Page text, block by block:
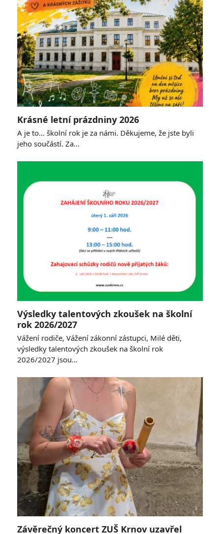
Krásné letní prázdniny 2026
A je to… školní rok je za námi. Děkujeme, že jste byli
jeho součástí. Za…
Výsledky talentových zkoušek na školní
rok 2026/2027
Vážení rodiče, Vážení zákonní zástupci, Milé děti,
výsledky talentových zkoušek na školní rok
2026/2027 jsou…
Závěrečný koncert ZUŠ Krnov uzavřel